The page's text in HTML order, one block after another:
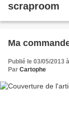
scraproom
Ma
Publié le 03/05/2013
Par Cartophe